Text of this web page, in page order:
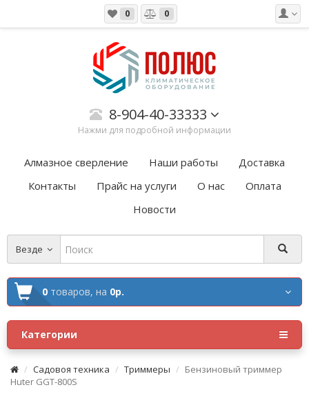
0 0
8-904-40-33333
Нажми для подробной информации
Алмазное сверление Наши работы
Доставка
Контакты
Прайс на услуги О нас
Оплата
Новости
Везде
0 товаров, на 0р.
Категории
Садовоя техника Триммеры
Бензиновый триммер
Huter GGT-800S